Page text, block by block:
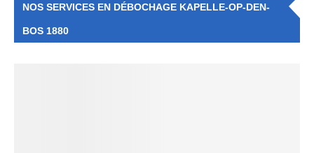
NOS SERVICES EN DÉBOCHAGE KAPELLE-OP-DEN-
BOS 1880